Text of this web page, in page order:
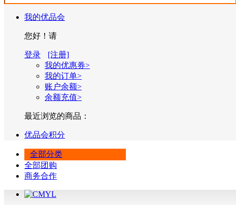
我的优品会
您好！请
登录
[注册]
我的优惠券>
我的订单>
账户余额>
余额充值>
最近浏览的商品：
优品会积分
全部分类
全部团购
商务合作